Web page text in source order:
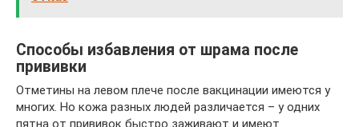
Способы избавления от шрама после
прививки
Отметины на левом плече после вакцинации имеются у
многих. Но кожа разных людей различается – у одних
пятна от прививок быстро заживают и имеют